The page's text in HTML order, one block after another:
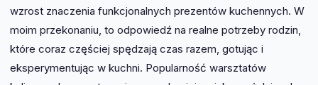
wzrost znaczenia funkcjonalnych prezentów kuchennych. W
moim przekonaniu, to odpowiedź na realne potrzeby rodzin,
które coraz częściej spędzają czas razem, gotując i
eksperymentując w kuchni. Popularność warsztatów